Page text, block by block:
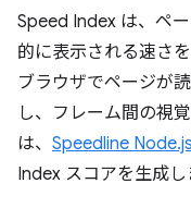
Speed Index は、ペ
的に表示される速さ
ブラウザでページが
し、フレーム間の視
は、 Speedline
Index スコアを生成し